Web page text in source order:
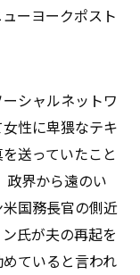
ーヨークポスト
シャルネットワ
性に卑猥なテキ
送っていたこと
政界から遠のい
国務長官の側近
氏が夫の再起を
ていると言われ